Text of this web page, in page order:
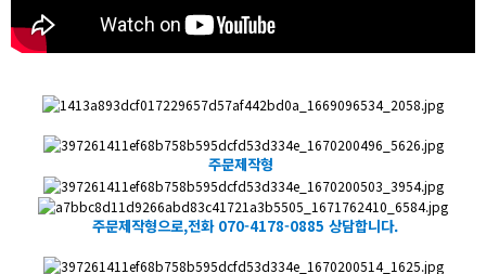
주문제작형
​주문제작형으로,전화 070-4178-0885 상담합니다.